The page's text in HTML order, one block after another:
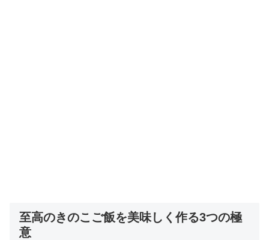
至高のきのこご飯を美味しく作る3つの極
意